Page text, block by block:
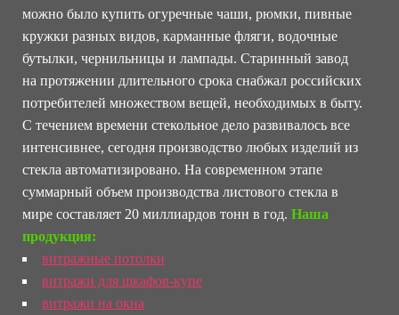
можно было купить огуречные чаши, рюмки, пивные
кружки разных видов, карманные фляги, водочные
бутылки, чернильницы и лампады. Старинный завод
на протяжении длительного срока снабжал российских
потребителей множеством вещей, необходимых в быту.
С течением времени стекольное дело развивалось все
интенсивнее, сегодня производство любых изделий из
стекла автоматизировано. На современном этапе
суммарный объем производства листового стекла в
мире составляет 20 миллиардов тонн в год. Наша
продукция:
витражные потолки
витражи для шкафов-купе
витражи на окна